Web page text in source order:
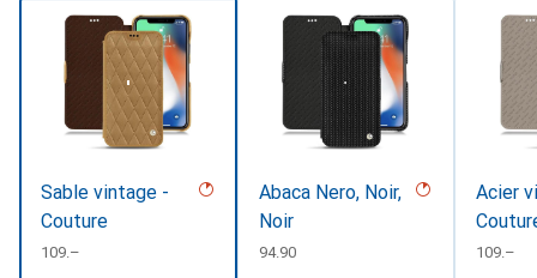
Sable vintage -
Couture
CHF
109.–
Abaca Nero, Noir,
Noir
CHF
94.90
Acier
CHF
109.–